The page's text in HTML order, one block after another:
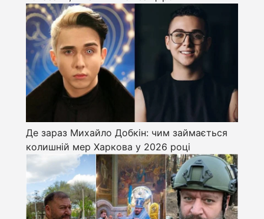
Де зараз Михайло Добкін: чим займається
колишній мер Харкова у 2026 році